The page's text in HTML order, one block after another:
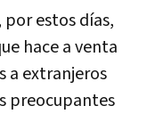
por estos días,
hace a venta
a extranjeros
preocupantes